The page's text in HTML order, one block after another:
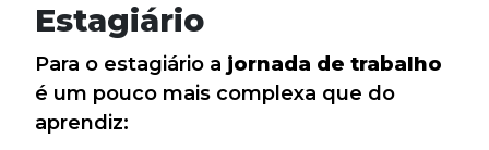
Estagiário
Para o estagiário a jornada de trabalho
é um pouco mais complexa que do
aprendiz: